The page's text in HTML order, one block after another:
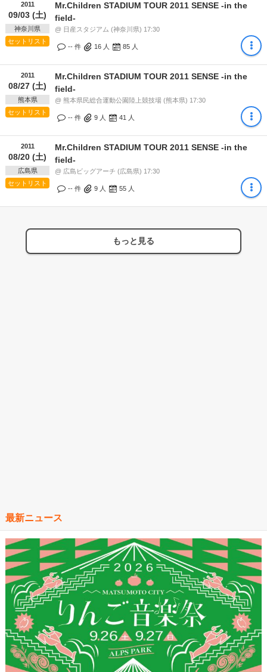
2011
09/03 (土)
神奈川県
セットリスト
Mr.Children STADIUM TOUR 2011 SENSE -in the
field-
@ 日産スタジアム (神奈川県) 17:30
-- 件 16 人 85 人
2011
08/27 (土)
熊本県
セットリスト
Mr.Children STADIUM TOUR 2011 SENSE -in the
field-
@ 熊本県民総合運動公園陸上競技場 (熊本県) 17:30
-- 件 9 人 41 人
2011
08/20 (土)
広島県
セットリスト
Mr.Children STADIUM TOUR 2011 SENSE -in the
field-
@ 広島ビッグアーチ (広島県) 17:30
-- 件 9 人 55 人
もっと見る
最新ニュース